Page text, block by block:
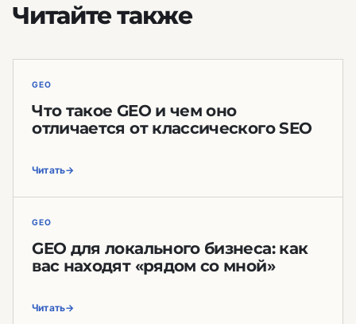
Читайте также
GEO
Что такое GEO и чем оно
отличается от классического SEO
Читать
GEO
GEO для локального бизнеса: как
вас находят «рядом со мной»
Читать